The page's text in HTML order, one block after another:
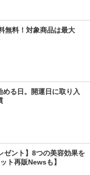
無料！対象商品は最大
る日。開運日に取り入
ゼント】8つの美容効果を
ト再販Newsも】